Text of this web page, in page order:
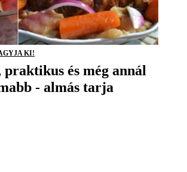
KI!
praktikus és még annál
- almás tarja